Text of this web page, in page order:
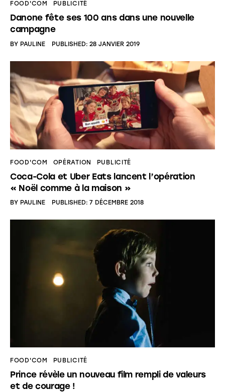
FOOD'COM PUBLICITÉ
Danone fête ses 100 ans dans une nouvelle
campagne
BY PAULINE PUBLISHED: 28 JANVIER 2019
FOOD'COM OPÉRATION PUBLICITÉ
Coca-Cola et Uber Eats lancent l’opération
« Noël comme à la maison »
BY PAULINE PUBLISHED: 7 DÉCEMBRE 2018
FOOD'COM PUBLICITÉ
Prince révèle un nouveau film rempli de valeurs
et de courage !